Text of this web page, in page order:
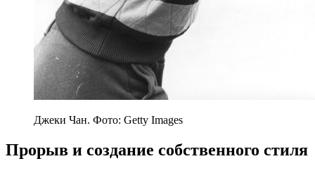
Джеки Чан. Фото: Getty Images
Прорыв и создание собственного стиля